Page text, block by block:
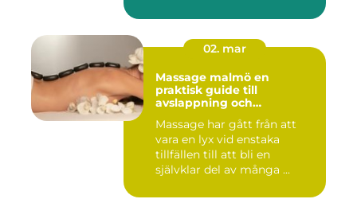
02. mar
Massage malmö en
praktisk guide till
avslappning och
Massage har gått från att
vara en lyx vid enstaka
tillfällen till att bli en
självklar del av många ...